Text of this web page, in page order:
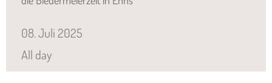
08.Juli2025
All day